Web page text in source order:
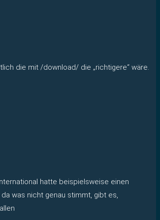
die mit /download/ die „richtigere“ wäre.
hatte beispielsweise einen
was nicht genau stimmt, gibt es,